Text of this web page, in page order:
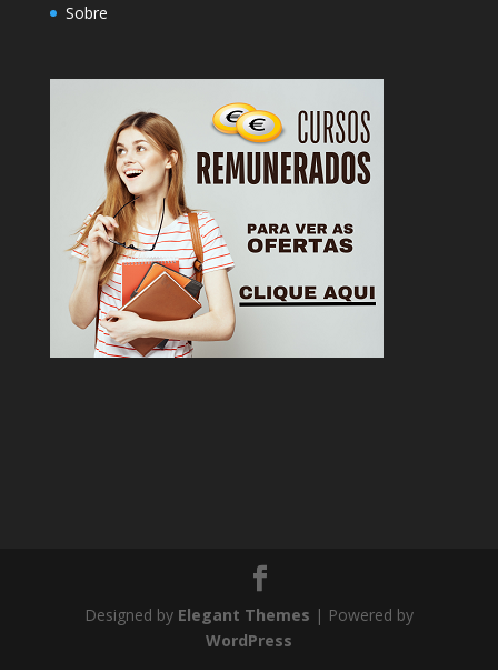
Sobre
Designed by Elegant Themes | Powered by
WordPress